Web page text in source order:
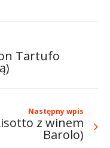
Tartufo
Następny wpis
z winem
Barolo)